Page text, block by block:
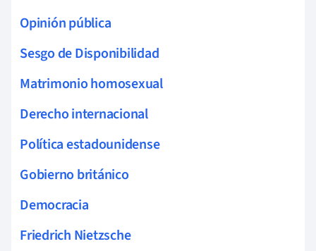
Opinión pública
Sesgo de Disponibilidad
Matrimonio homosexual
Derecho internacional
Política estadounidense
Gobierno británico
Democracia
Friedrich Nietzsche